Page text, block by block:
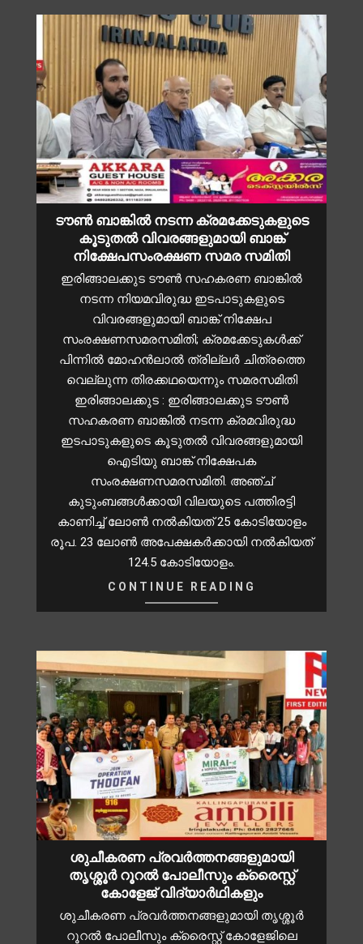
ടൗൺ ബാങ്കിൽ നടന്ന ക്രമക്കേടുകളുടെ
കൂടുതൽ വിവരങ്ങളുമായി ബാങ്ക്
നിക്ഷേപസംരക്ഷണ സമര സമിതി
ഇരിങ്ങാലക്കുട ടൗൺ സഹകരണ ബാങ്കിൽ
നടന്ന നിയമവിരുദ്ധ ഇടപാടുകളുടെ
വിവരങ്ങളുമായി ബാങ്ക് നിക്ഷേപ
സംരക്ഷണസമരസമിതി; ക്രമക്കേടുകൾക്ക്
പിന്നിൽ മോഹൻലാൽ ത്രില്ലർ ചിത്രത്തെ
വെല്ലുന്ന തിരക്കഥയെന്നും സമരസമിതി
ഇരിങ്ങാലക്കുട : ഇരിങ്ങാലക്കുട ടൗൺ
സഹകരണ ബാങ്കിൽ നടന്ന ക്രമവിരുദ്ധ
ഇടപാടുകളുടെ കൂടുതൽ വിവരങ്ങളുമായി
ഐടിയു ബാങ്ക് നിക്ഷേപക
സംരക്ഷണസമരസമിതി. അഞ്ച്
കുടുംബങ്ങൾക്കായി വിലയുടെ പത്തിരട്ടി
കാണിച്ച് ലോൺ നൽകിയത് 25 കോടിയോളം
രൂപ. 23 ലോൺ അപേക്ഷകർക്കായി നൽകിയത്
124.5 കോടിയോളം.
CONTINUE READING
ശുചീകരണ പ്രവർത്തനങ്ങളുമായി
തൃശ്ശൂർ റൂറൽ പോലീസും ക്രൈസ്റ്റ്
കോളേജ് വിദ്യാർഥികളും
ശുചീകരണ പ്രവർത്തനങ്ങളുമായി തൃശ്ശൂർ
റൂറൽ പോലീസും ക്രൈസ്റ്റ് കോളേജിലെ